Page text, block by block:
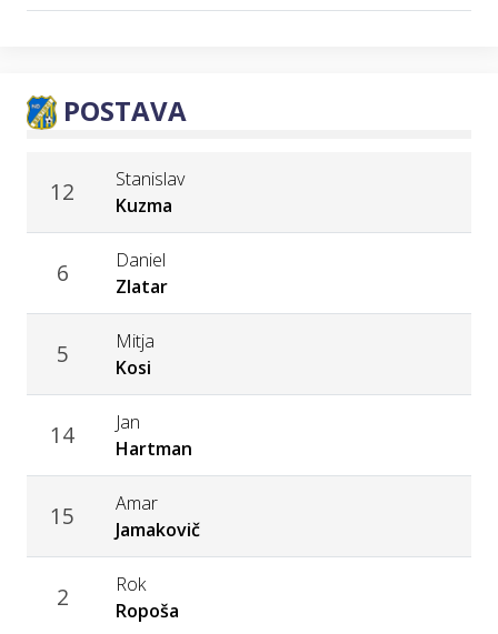
POSTAVA
12
Stanislav
Kuzma
6
Daniel
Zlatar
5
Mitja
Kosi
14
Jan
Hartman
15
Amar
Jamakovič
2
Rok
Ropoša